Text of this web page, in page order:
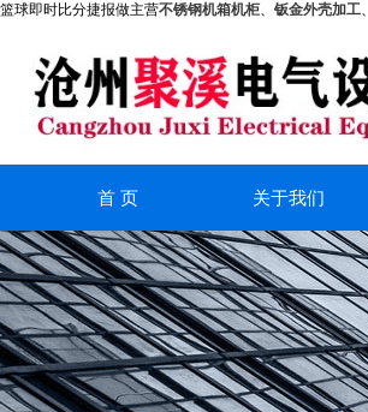
篮球即时比分捷报做主营不锈钢机箱机柜、 钣金外壳加工、
首 页 关于我们